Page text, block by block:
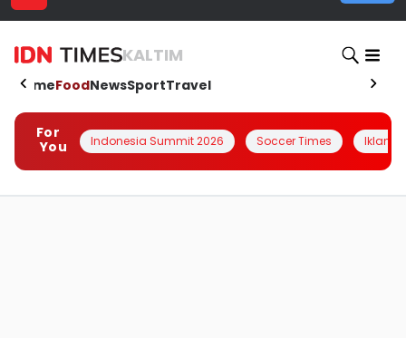
KALTIM
HomeFoodNewsSportTravel
For
You
Indonesia Summit 2026 Soccer Times Iklanin